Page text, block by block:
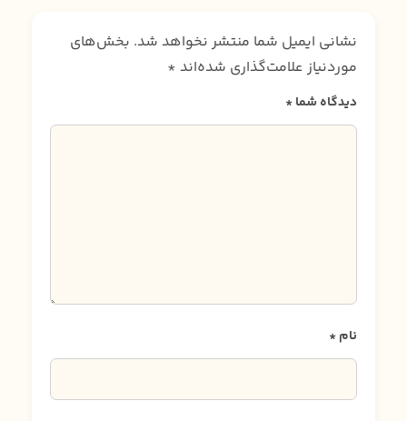
نشانی ایمیل شما منتشر نخواهد شد. بخش‌های
موردنیاز علامت‌گذاری شده‌اند *
دیدگاه شما*
نام*